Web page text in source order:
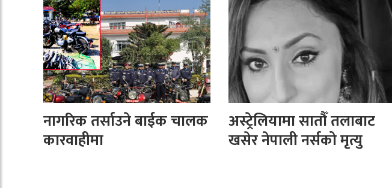
नागरिक तर्साउने बाईक चालक
कारवाहीमा
अस्ट्रेलियामा सातौँ तलाबाट
खसेर नेपाली नर्सको मृत्यु